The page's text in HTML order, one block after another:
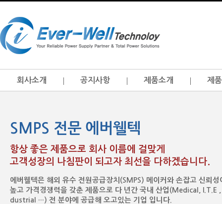
회사소개 공지사항 제품소개 제
SMPS 전문 에버웰텍
항상 좋은 제품으로 회사 이름에 걸맞게
고객성장의 나침판이 되고자 최선을 다하겠습니다.
에버웰텍은 해외 유수 전원공급장치(SMPS) 메이커와 손잡고 신뢰성
높고 가격경쟁력을 갖춘 제품으로 다 년간 국내 산업(Medical, I.T.E
dustrial …) 전 분야에 공급해 오고있는 기업 입니다.